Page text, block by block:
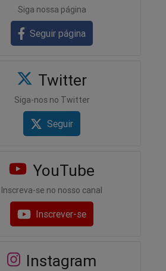
Siga nossa página
Seguir página
Twitter
Siga-nos no Twitter
Seguir
YouTube
Inscreva-se no nosso canal
Inscrever-se
Instagram